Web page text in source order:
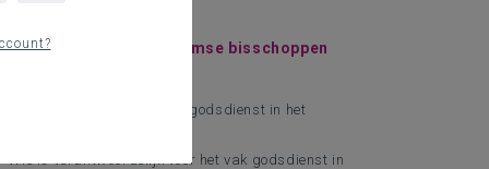
in brochure Vlaamse bisschoppen
De plaats van het vak r.-k. godsdienst in het
Wie is verantwoordelijk voor het vak godsdienst in